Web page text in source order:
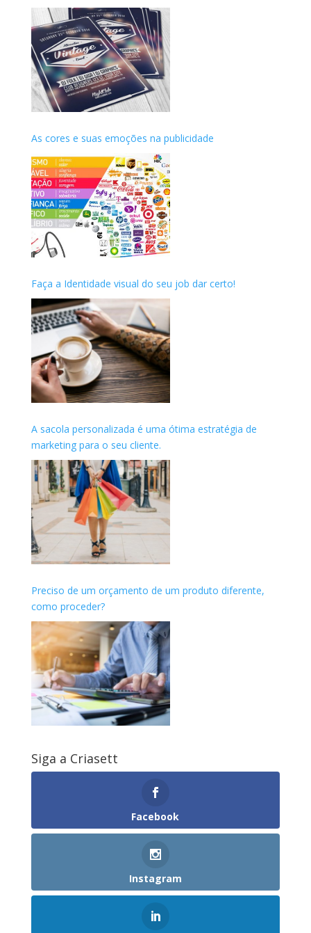
As cores e suas emoções na publicidade
Faça a Identidade visual do seu job dar certo!
A sacola personalizada é uma ótima estratégia de
marketing para o seu cliente.
Preciso de um orçamento de um produto diferente,
como proceder?
Siga a Criasett
Facebook
Instagram